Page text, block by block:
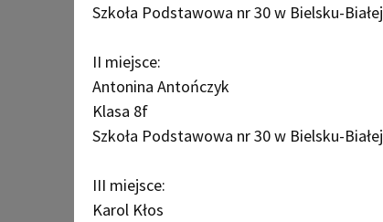
Szkoła Podstawowa nr 30 w Bielsku-Białej
II miejsce:
Antonina Antończyk
Klasa 8f
Szkoła Podstawowa nr 30 w Bielsku-Białej
III miejsce:
Karol Kłos